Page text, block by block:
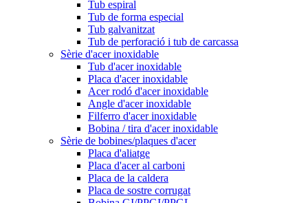
Tub espiral
Tub de forma especial
Tub galvanitzat
Tub de perforació i tub de carcassa
Sèrie d'acer inoxidable
Tub d'acer inoxidable
Placa d'acer inoxidable
Acer rodó d'acer inoxidable
Angle d'acer inoxidable
Filferro d'acer inoxidable
Bobina / tira d'acer inoxidable
Sèrie de bobines/plaques d'acer
Placa d'aliatge
Placa d'acer al carboni
Placa de la caldera
Placa de sostre corrugat